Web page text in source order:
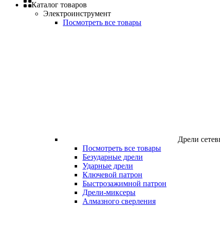
Каталог товаров
Электроинструмент
Посмотреть все товары
Дрели
Посмотреть все товары
Безударные дрели
Ударные дрели
Ключевой патрон
Быстрозажимной патрон
Дрели-миксеры
Алмазного сверления